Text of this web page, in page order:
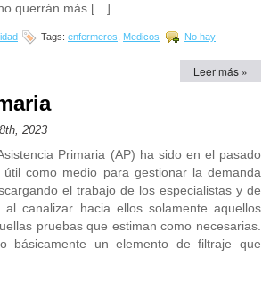
querrán más […]
Tags: enfermeros Medicos
No hay
Leer más »
2023
Primaria (AP) ha sido en el pasado
útil como medio para gestionar la demanda
el trabajo de los especialistas y de
al canalizar hacia ellos solamente aquellos
pruebas que estiman como necesarias.
básicamente un elemento de filtraje que